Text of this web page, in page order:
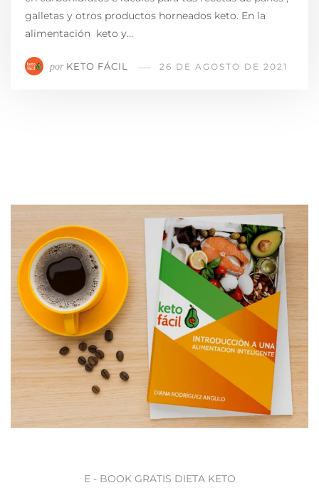
galletas y otros productos horneados keto. En la
alimentación keto y…
por KETO FÁCIL 26 DE AGOSTO DE 2021
E - BOOK GRATIS DIETA KETO